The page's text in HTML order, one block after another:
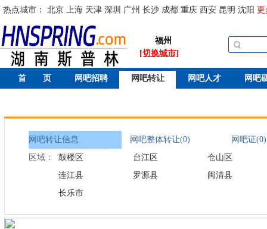
热点城市： 北京 上海 天津 深圳 广州 长沙 成都 重庆 西安 昆明 沈阳 更
福州
[切换城市]
首 页 网吧招聘 网吧转让 网吧人才 网吧
网吧转让信息 网吧整体转让(0)
网吧证(0)
区域：
鼓楼区 台江区
仓山区
连江县
罗源县
闽清县
长乐市